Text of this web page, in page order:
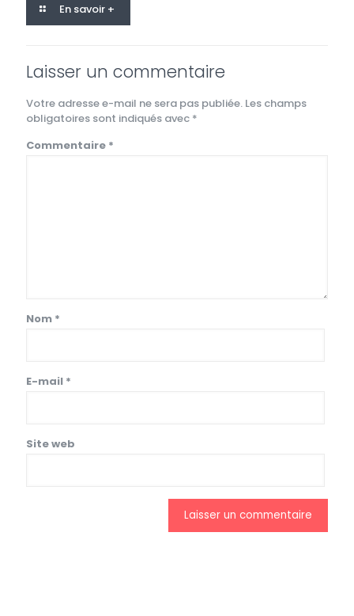
En savoir +
Laisser un commentaire
Votre adresse e-mail ne sera pas publiée. Les champs
obligatoires sont indiqués avec *
Commentaire *
Nom *
E-mail *
Site web